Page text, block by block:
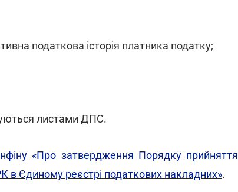
податкова історія платника податку;
листами ДПС.
«Про затвердження Порядку прийняття
в Єдиному реєстрі податкових накладних».